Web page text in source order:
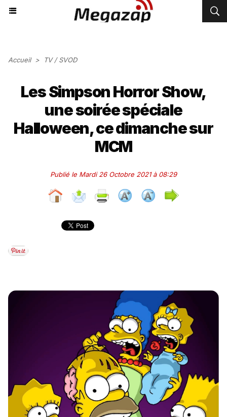
Accueil > TV / SVOD
Les Simpson Horror Show,
une soirée spéciale
Halloween, ce dimanche sur
MCM
Publié le Mardi 26 Octobre 2021 à 08:29